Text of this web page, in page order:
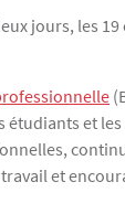
jours, les 19
étudiants et
et